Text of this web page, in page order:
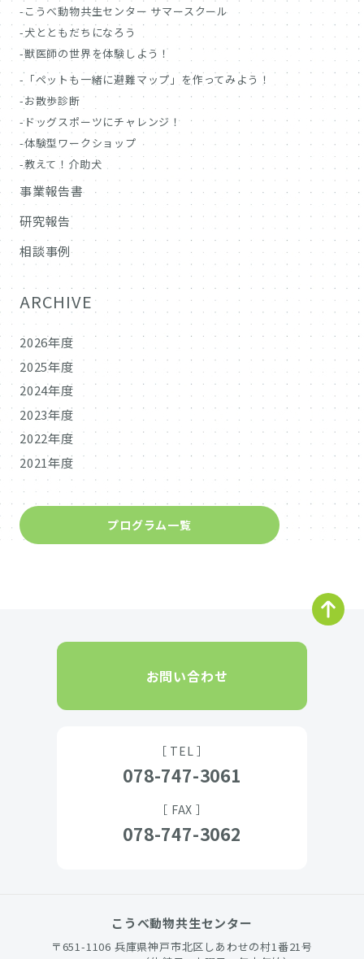
こうべ動物共生センター サマースクール
犬とともだちになろう
獣医師の世界を体験しよう！
「ペットも一緒に避難マップ」を作ってみよう！
お散歩診断
ドッグスポーツにチャレンジ！
体験型ワークショップ
教えて！介助犬
事業報告書
研究報告
相談事例
ARCHIVE
2026年度
2025年度
2024年度
2023年度
2022年度
2021年度
プログラム一覧
お問い合わせ
［ TEL ］
078-747-3061
［ FAX ］
078-747-3062
こうべ動物共生センター
〒651-1106 兵庫県神戸市北区しあわせの村1番21号